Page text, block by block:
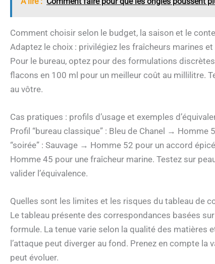
Comment choisir selon le budget, la saison et le
Adaptez le choix : privilégiez les fraîcheurs marines
Pour le bureau, optez pour des formulations
flacons en 100 ml pour un meilleur coût au millilitre.
au vôtre.
Cas pratiques : profils d’usage et exemples
Profil “bureau classique” : Bleu de Chanel → Homme
“soirée” : Sauvage → Homme 52 pour un accord
Homme 45 pour une fraîcheur marine. Testez sur
valider l’équivalence.
Quelles sont les limites et les risques du tableau de
Le tableau présente des correspondances basées
formule. La tenue varie selon la qualité des matières
l’attaque peut diverger au fond. Prenez en compte
peut évoluer.